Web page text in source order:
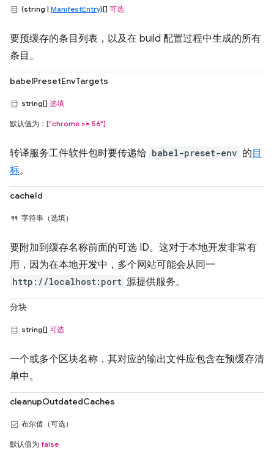
(string | ManifestEntry)[] 可选
要预缓存的条目列表，以及在 build 配置过程中生成的所有
条目。
babelPresetEnvTargets
string[] 选填
默认值为： ["chrome >= 56"]
转译服务工件软件包时要传递给 babel-preset-env 的 目
标。
cacheId
字符串（选填）
要附加到缓存名称前面的可选 ID。这对于本地开发非常有
用，因为在本地开发中，多个网站可能会从同一
http://localhost:port 源提供服务。
分块
string[] 可选
一个或多个区块名称，其对应的输出文件应包含在预缓存清
单中。
cleanupOutdatedCaches
布尔值（可选）
默认值为 false